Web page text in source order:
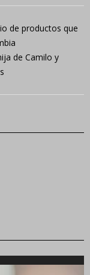
de productos que
de Camilo y